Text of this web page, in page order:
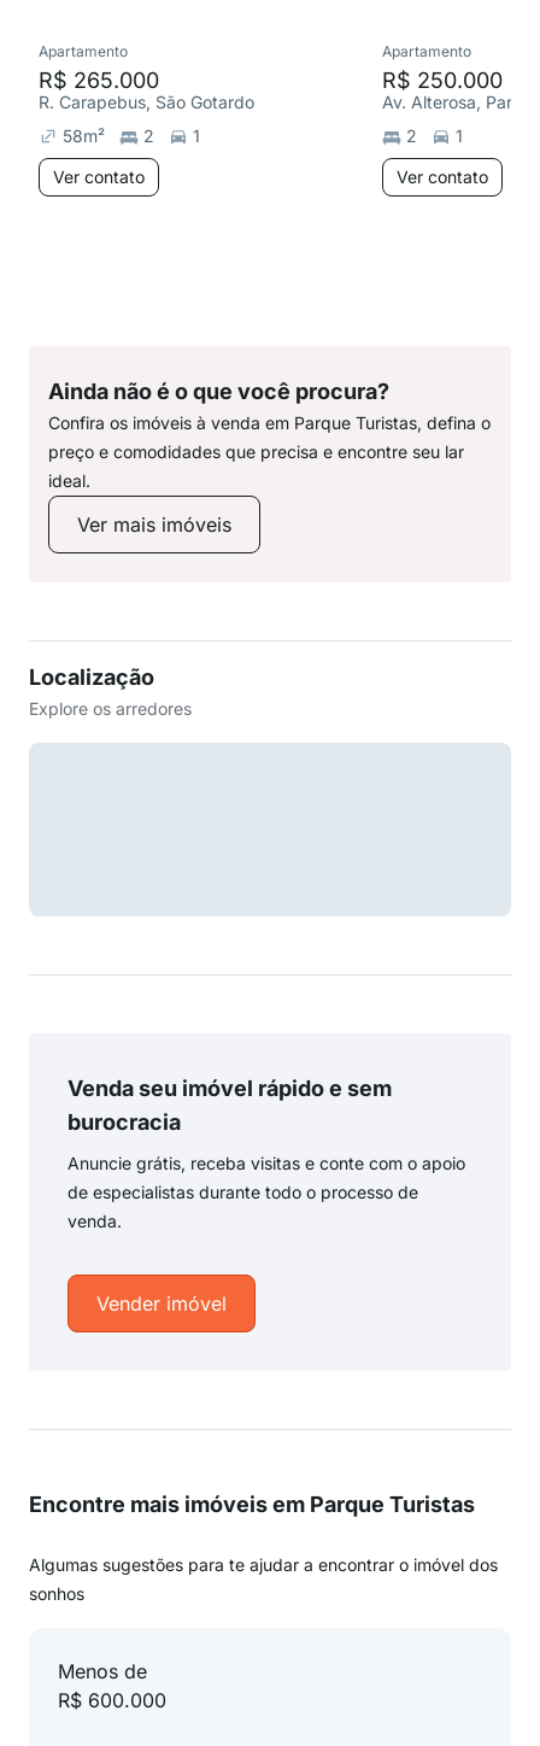
Apartamento
R$ 265.000
R. Carapebus, São Gotardo
58m² 2
1
Ver contato
Apartamento
R$ 250.000
Av. Alterosa,
2
1
Ver contato
Ainda não é o que você procura?
Confira os imóveis à venda em Parque Turistas, defina o
preço e comodidades que precisa e encontre seu lar
ideal.
Ver mais imóveis
Localização
Explore os arredores
Venda seu imóvel rápido e sem
burocracia
Anuncie grátis, receba visitas e conte com o apoio
de especialistas durante todo o processo de
venda.
Vender imóvel
Encontre mais imóveis em Parque Turistas
Algumas sugestões para te ajudar a encontrar o imóvel dos
sonhos
Menos de
R$ 600.000